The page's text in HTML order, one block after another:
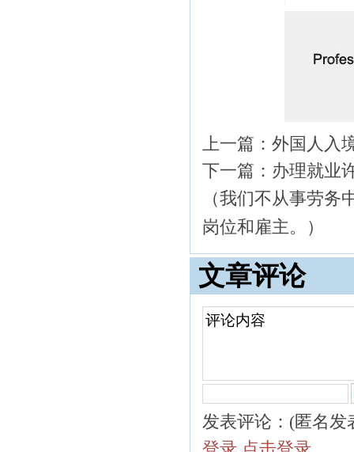
上一篇： 外国人入
下一篇： 办理就业
（我们不从事劳
岗位和雇主。）
文章评论
发表评论：(匿名